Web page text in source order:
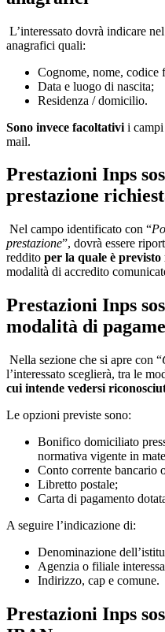
L’interessato dovrà indicare
anagrafici quali:
Cognome, nome, codice
Data e luogo di nascita;
Residenza / domicilio.
Sono invece facoltativi i
mail.
Prestazioni Inps
prestazione
Nel campo identificato con “
prestazione”, dovrà essere
reddito per la quale è
modalità di accredito
Prestazioni Inps
modalità di
Nella sezione che si apre con “
l’interessato sceglierà, tra le
cui intende vedersi
Le opzioni previste sono:
Bonifico domiciliato
normativa vigente in
Conto corrente bancario
Libretto postale;
Carta di pagamento
A seguire l’indicazione di:
Denominazione
Agenzia o filiale
Indirizzo, cap e comune.
Prestazioni Inps